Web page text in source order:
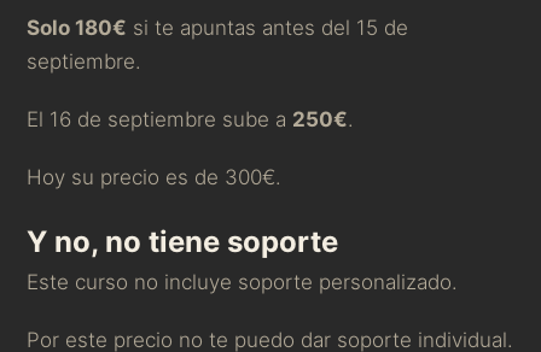
Solo 180€ si te apuntas antes del 15 de
septiembre.
El 16 de septiembre sube a 250€.
Hoy su precio es de 300€.
Y no, no tiene soporte
Este curso no incluye soporte personalizado.
Por este precio no te puedo dar soporte individual.